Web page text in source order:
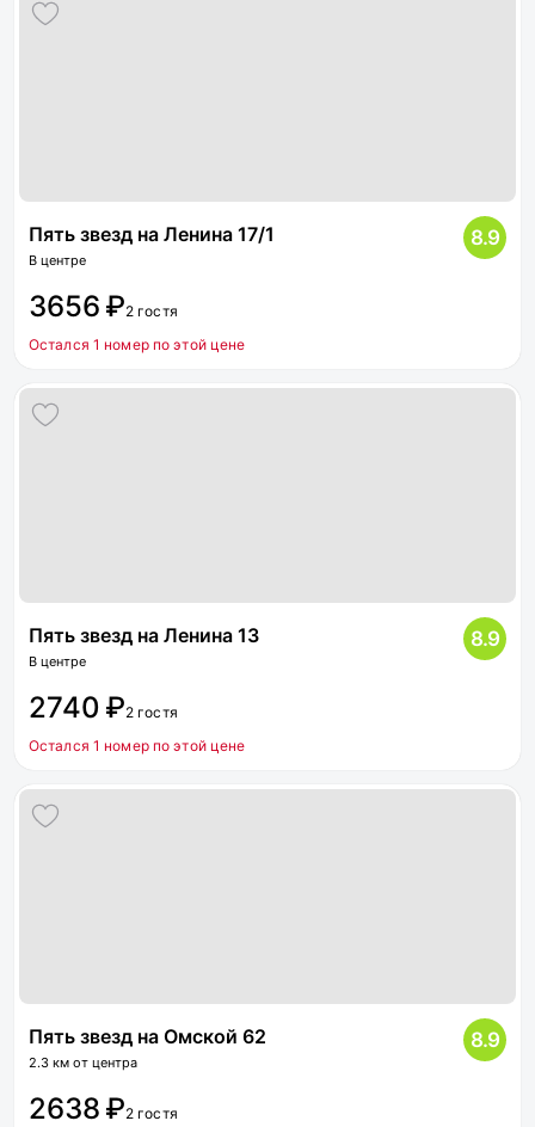
Пять звезд на Ленина 17/1
В центре
8.9
3656 ₽2 гостя
Остался 1 номер по этой цене
Пять звезд на Ленина 13
В центре
8.9
2740 ₽2 гостя
Остался 1 номер по этой цене
Пять звезд на Омской 62
2.3 км от центра
8.9
2638 ₽2 гостя